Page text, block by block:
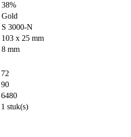
38%
Gold
S 3000-N
103 x 25 mm
8 mm
72
90
6480
1 stuk(s)